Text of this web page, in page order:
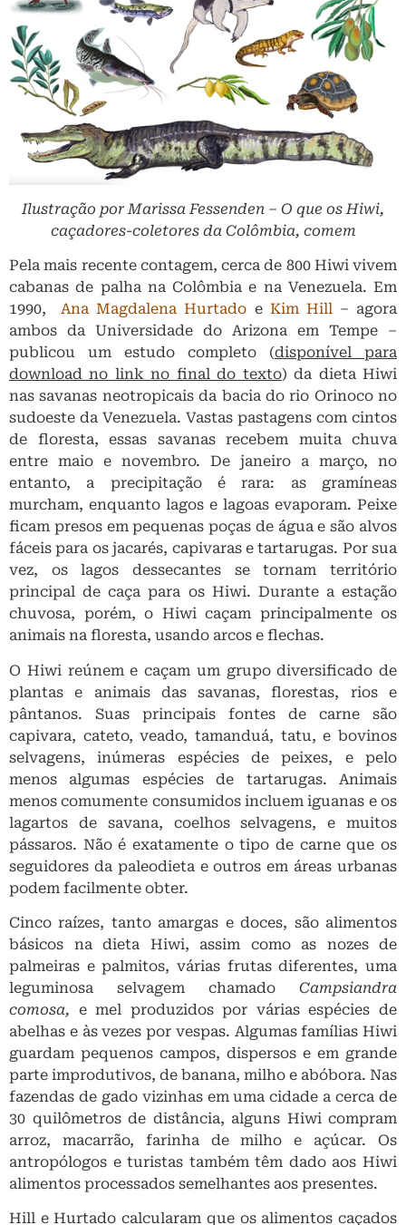
Ilustração por Marissa Fessenden – O que os Hiwi,
caçadores-coletores da Colômbia, comem
Pela mais recente contagem, cerca de 800 Hiwi vivem
cabanas de palha na Colômbia e na Venezuela. Em
1990,Ana Magdalena Hurtado e Kim Hill– agora
ambos da Universidade do Arizona em Tempe –
publicou um estudo completo (disponível para
download no link no final do texto) da dieta Hiwi
nas savanas neotropicais da bacia do rio Orinoco no
sudoeste da Venezuela. Vastas pastagens com cintos
de floresta, essas savanas recebem muita chuva
entre maio e novembro. De janeiro a março, no
entanto, a precipitação é rara: as gramíneas
murcham, enquanto lagos e lagoas evaporam. Peixe
ficam presos em pequenas poças de água e são alvos
fáceis para os jacarés, capivaras e tartarugas. Por sua
vez, os lagos dessecantes se tornam território
principal de caça para os Hiwi. Durante a estação
chuvosa, porém, o Hiwi caçam principalmente os
animais na floresta, usando arcos e flechas.
O Hiwi reúnem e caçam um grupo diversificado de
plantas e animais das savanas, florestas, rios e
pântanos. Suas principais fontes de carne são
capivara, cateto, veado, tamanduá, tatu, e bovinos
selvagens, inúmeras espécies de peixes, e pelo
menos algumas espécies de tartarugas. Animais
menos comumente consumidos incluem iguanas e os
lagartos de savana, coelhos selvagens, e muitos
pássaros. Não é exatamente o tipo de carne que os
seguidores da paleodieta e outros em áreas urbanas
podem facilmente obter.
Cinco raízes, tanto amargas e doces, são alimentos
básicos na dieta Hiwi, assim como as nozes de
palmeiras e palmitos, várias frutas diferentes, uma
leguminosa selvagem chamado Campsiandra
comosa, e mel produzidos por várias espécies de
abelhas e às vezes por vespas. Algumas famílias Hiwi
guardam pequenos campos, dispersos e em grande
parte improdutivos, de banana, milho e abóbora. Nas
fazendas de gado vizinhas em uma cidade a cerca de
30 quilômetros de distância, alguns Hiwi compram
arroz, macarrão, farinha de milho e açúcar. Os
antropólogos e turistas também têm dado aos Hiwi
alimentos processados ​​semelhantes aos presentes.
Hill e Hurtado calcularam que os alimentos caçados